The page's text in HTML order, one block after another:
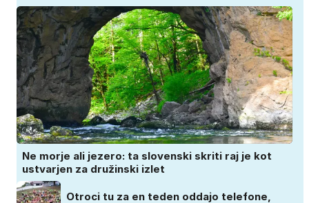
Ne morje ali jezero: ta slovenski skriti raj je kot
ustvarjen za družinski izlet
Otroci tu za en teden oddajo telefone,